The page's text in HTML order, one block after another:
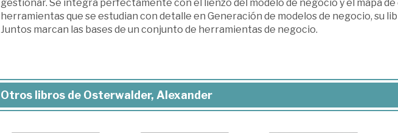
gestionar. Se integra perfectamente con el lienzo del modelo de negocio y el mapa
herramientas que se estudian con detalle en Generación de modelos de negocio, su
Juntos marcan las bases de un conjunto de herramientas de negocio.
Otros libros de Osterwalder, Alexander